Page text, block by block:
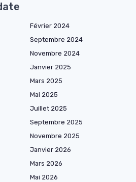
Février 2024
Septembre 2024
Novembre 2024
Janvier 2025
Mars 2025
Mai 2025
Juillet 2025
Septembre 2025
Novembre 2025
Janvier 2026
Mars 2026
Mai 2026